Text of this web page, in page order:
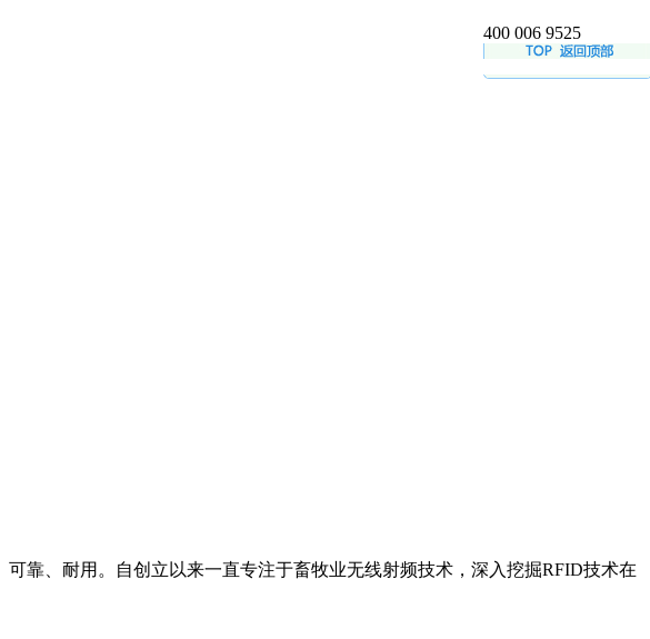
靠、耐用。自创立以来一直专注于畜牧业无线射频技术，深入挖掘RFID技术在
400 006 9525